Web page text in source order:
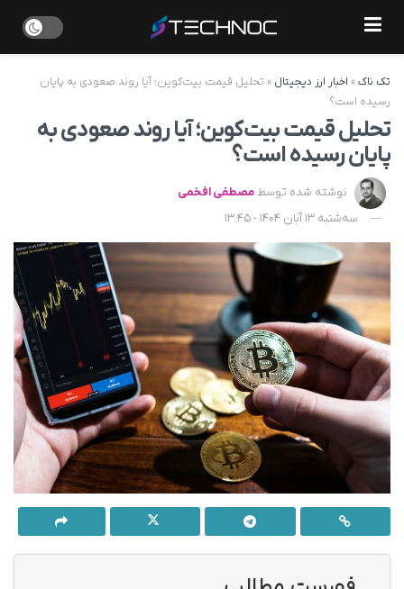
تک ناک» اخبار ارز دیجیتال » تحلیل قیمت بیت‌کوین؛ آیا روند صعودی به پایان
رسیده است؟
تحلیل قیمت بیت‌کوین؛ آیا روند صعودی به
پایان رسیده است؟
نوشته شده توسط مصطفی افخمی
سه‌شنبه 13 آبان 1404 - 13:45